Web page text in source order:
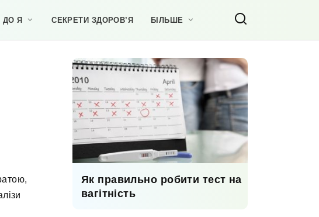
ДО Я СЕКРЕТИ ЗДОРОВ’Я БІЛЬШЕ
Як правильно робити тест на
вагітність